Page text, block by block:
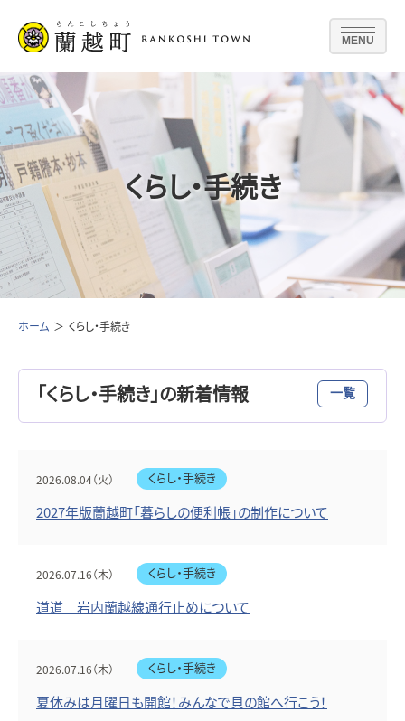
MENU
くらし・手続き
ホーム くらし・手続き
「くらし・手続き」の新着情報 一覧
2026.08.04（火） くらし・手続き
2027年版蘭越町「暮らしの便利帳」の制作について
2026.07.16（木） くらし・手続き
道道 岩内蘭越線通行止めについて
2026.07.16（木） くらし・手続き
夏休みは月曜日も開館！みんなで貝の館へ行こう！